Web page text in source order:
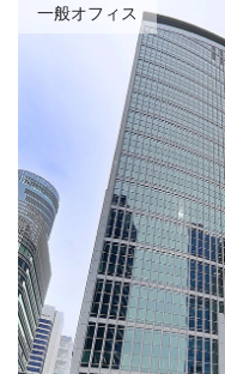
一般オフィス